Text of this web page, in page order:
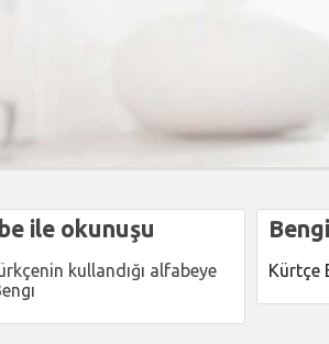
ile okunuşu
kullandığı alfabeye
Kürtçe